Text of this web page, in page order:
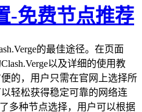
-免费节点推荐
的最佳途径。在页面
以及详细的使用教
的，用户只需在官网上选择所
轻松获得稳定可靠的网络连
多种节点选择，用户可以根据